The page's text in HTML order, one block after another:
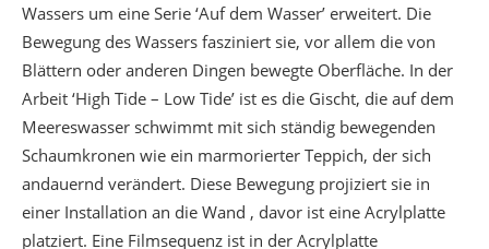
Wassers um eine Serie ‘Auf dem Wasser’ erweitert. Die
Bewegung des Wassers fasziniert sie, vor allem die von
Blättern oder anderen Dingen bewegte Oberfläche. In der
Arbeit ‘High Tide – Low Tide’ ist es die Gischt, die auf dem
Meereswasser schwimmt mit sich ständig bewegenden
Schaumkronen wie ein marmorierter Teppich, der sich
andauernd verändert. Diese Bewegung projiziert sie in
einer Installation an die Wand , davor ist eine Acrylplatte
platziert. Eine Filmsequenz ist in der Acrylplatte